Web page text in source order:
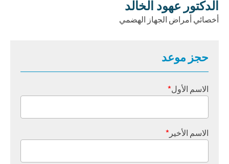
الدكتور عهود الخالد
أخصائي أمراض الجهاز الهضمي
حجز موعد
الاسم الأول*
الاسم الأخير *